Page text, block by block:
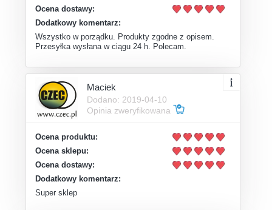
Ocena dostawy:
Dodatkowy komentarz:
Wszystko w porządku. Produkty zgodne z opisem.
Przesyłka wysłana w ciągu 24 h. Polecam.
Maciek
Dodano: 2019-04-10
Opinia zweryfikowana
Ocena produktu:
Ocena sklepu:
Ocena dostawy:
Dodatkowy komentarz:
Super sklep